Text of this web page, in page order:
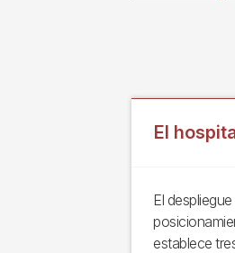
El
El
establece